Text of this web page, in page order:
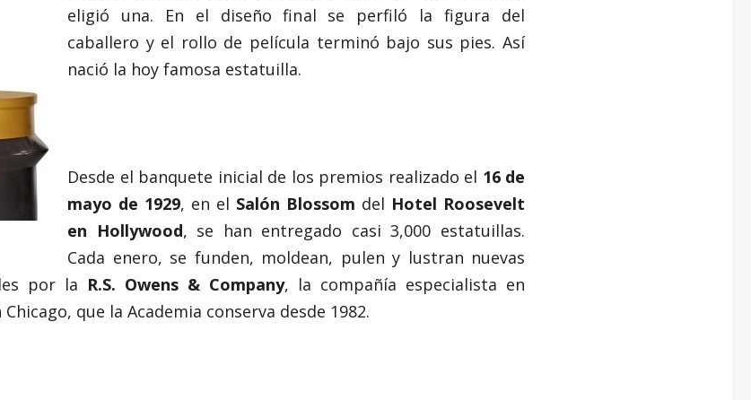
eligió una. En el diseño final se perfiló la figura del
caballero y el rollo de película terminó bajo sus pies. Así
nació la hoy famosa estatuilla.
Desde el banquete inicial de los premios realizado el 16 de
mayo de 1929, en el Salón Blossom del Hotel Roosevelt
en Hollywood, se han entregado casi 3,000 estatuillas.
Cada enero, se funden, moldean, pulen y lustran nuevas
por la R.S. Owens & Company, la compañía especialista en
que la Academia conserva desde 1982.